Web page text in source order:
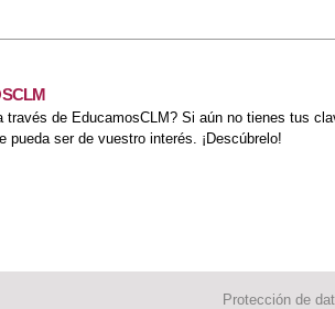
través de EducamosCLM? Si aún no tienes tus
pueda ser de vuestro interés. ¡Descúbrelo!
Protección de